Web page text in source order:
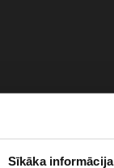
Sīkāka informācija